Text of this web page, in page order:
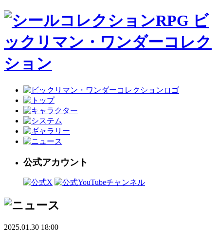
公式アカウント
2025.01.30 18:00